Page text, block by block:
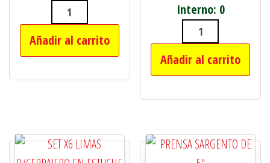
LISTON TUBO DE LEDS DE 60CM
Añadir al carrito
Interno: 0
LAMPARA
Añadir al carrito